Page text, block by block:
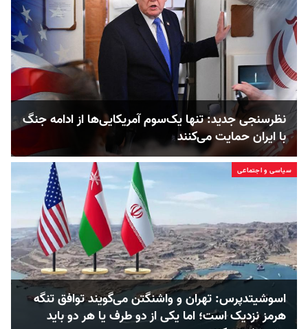
نظرسنجی جدید: تنها یک‌سوم آمریکایی‌ها از ادامه جنگ
با ایران حمایت می‌کنند
سیاسی و اجتماعی
اسوشیتدپرس: تهران و واشنگتن می‌گویند توافق تنگه
هرمز نزدیک است؛ اما یکی از دو طرف یا هر دو باید